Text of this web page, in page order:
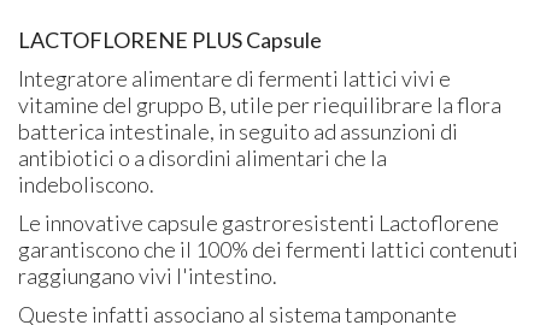
LACTOFLORENE PLUS Capsule
Integratore alimentare di fermenti lattici vivi e
vitamine del gruppo B, utile per riequilibrare la flora
batterica intestinale, in seguito ad assunzioni di
antibiotici o a disordini alimentari che la
indeboliscono.
Le innovative capsule gastroresistenti Lactoflorene
garantiscono che il 100% dei fermenti lattici contenuti
raggiungano vivi l'intestino.
Queste infatti associano al sistema tamponante